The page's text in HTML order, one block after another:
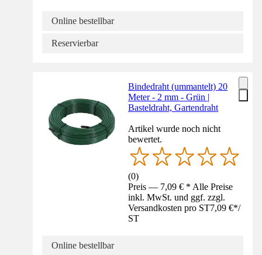
Online bestellbar
Reservierbar
Bindedraht (ummantelt) 20
Meter - 2 mm - Grün |
Basteldraht, Gartendraht
Artikel wurde noch nicht
bewertet.
(0)
Preis — 7,09 € * Alle Preise
inkl. MwSt. und ggf. zzgl.
Versandkosten pro ST7,09 €*/
ST
Online bestellbar